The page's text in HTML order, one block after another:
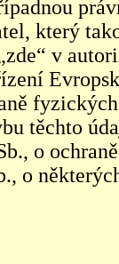
který
v
těchto
o
o